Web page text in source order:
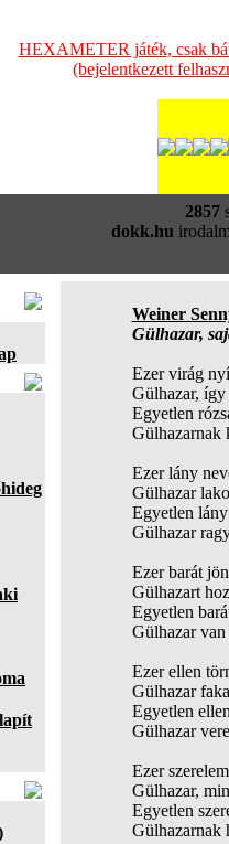
HEXAMETER játék, csak
(bejelentkezett
2857
dokk.hu
Weiner
Gülhazar,
Ezer virág
Gülhazar,
Egyetlen
Gülhazarnak
Ezer lány
Gülhazar
Egyetlen
Gülhazar
Ezer barát
Gülhazart
Egyetlen
Gülhazar van
Ezer ellen
Gülhazar
Egyetlen
Gülhazar
Ezer
Gülhazar,
Egyetlen
Gülhazarnak